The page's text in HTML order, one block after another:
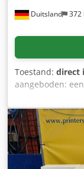
Duitsland 372
Toestand: direct
aangeboden:
Printing
maximaal
maximaal
tamponslag:
De machine
druksysteem